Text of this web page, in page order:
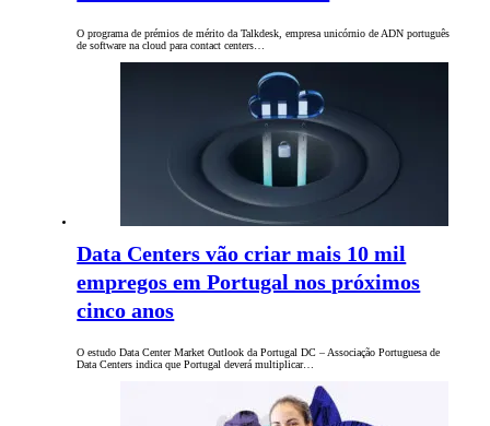
O programa de prémios de mérito da Talkdesk, empresa unicórnio de ADN português
de software na cloud para contact centers…
Data Centers vão criar mais 10 mil
empregos em Portugal nos próximos
cinco anos
O estudo Data Center Market Outlook da Portugal DC – Associação Portuguesa de
Data Centers indica que Portugal deverá multiplicar…